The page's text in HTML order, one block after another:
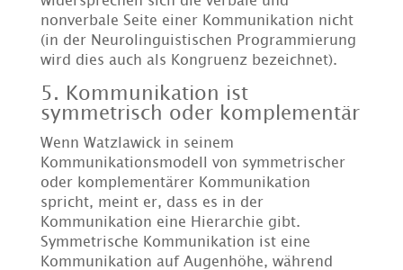
nonverbale Seite einer Kommunikation nicht
(in der Neurolinguistischen Programmierung
wird dies auch als Kongruenz bezeichnet).
5. Kommunikation ist
symmetrisch oder komplementär
Wenn Watzlawick in seinem
Kommunikationsmodell von symmetrischer
oder komplementärer Kommunikation
spricht, meint er, dass es in der
Kommunikation eine Hierarchie gibt.
Symmetrische Kommunikation ist eine
Kommunikation auf Augenhöhe, während